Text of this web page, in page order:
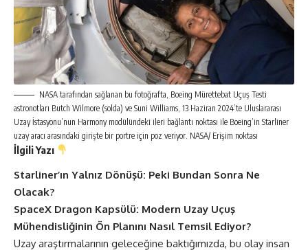
NASA tarafından sağlanan bu fotoğrafta, Boeing Mürettebat Uçuş Testi
astronotları Butch Wilmore (solda) ve Suni Williams, 13 Haziran 2024’te Uluslararası
Uzay İstasyonu’nun Harmony modülündeki ileri bağlantı noktası ile Boeing’in Starliner
uzay aracı arasındaki girişte bir portre için poz veriyor. NASA/ Erişim noktası
İlgili Yazı
Starliner’ın Yalnız Dönüşü: Peki Bundan Sonra Ne
Olacak?
SpaceX Dragon Kapsülü: Modern Uzay Uçuş
Mühendisliğinin Ön Planını Nasıl Temsil Ediyor?
Uzay araştırmalarının geleceğine baktığımızda, bu olay insan